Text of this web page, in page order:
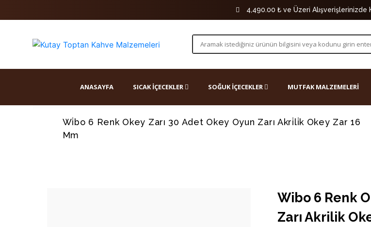
4,490.00 ₺ ve Üzeri Alışverişlerinizde
ANASAYFA SICAK İÇECEKLER SOĞUK İÇECEKLER MUTFAK MALZEMELERİ
Wi̇bo 6 Renk Okey Zarı 30 Adet Okey Oyun Zarı Akri̇li̇k Okey Zar 16
Mm
Wibo 6 Renk
Zarı Akrilik